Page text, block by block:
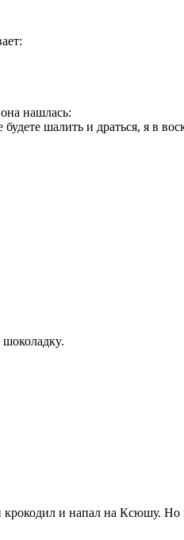
нашлась:
шалить и драться, я в
и напал на Ксюшу.